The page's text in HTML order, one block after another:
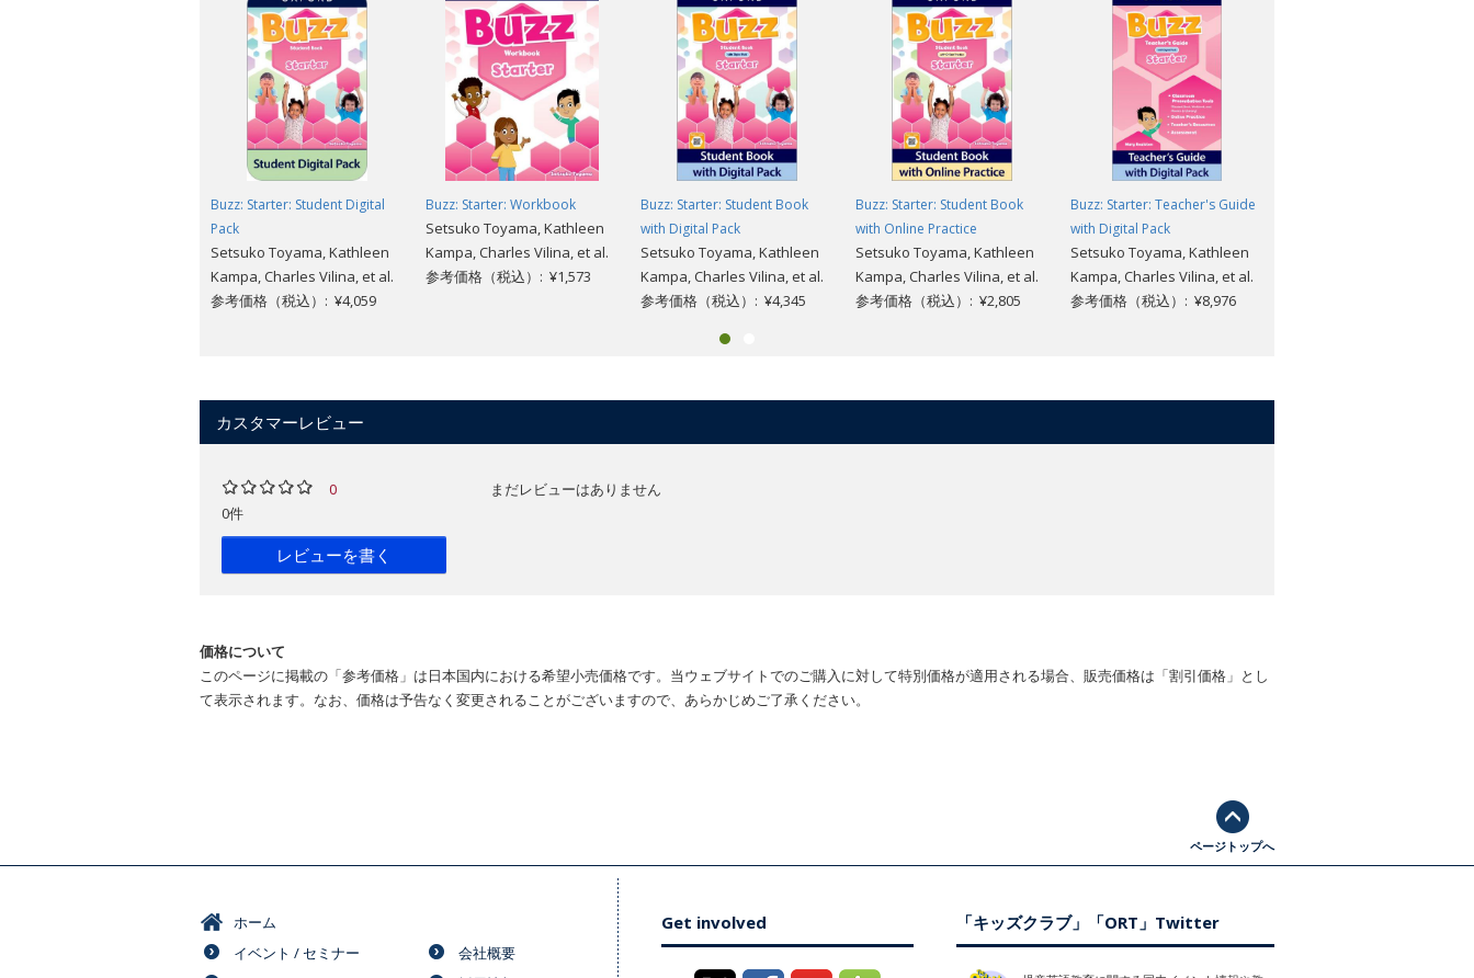
無料サンプルはこちら
Buzz: Starter: Student Digital
Pack
Setsuko Toyama, Kathleen
Kampa, Charles Vilina, et al.
参考価格（税込）: ¥4,059
Buzz: Starter: Workbook
Setsuko Toyama, Kathleen
Kampa, Charles Vilina, et al.
参考価格（税込）: ¥1,573
Buzz: Starter: Student Book
with Digital Pack
Setsuko Toyama, Kathleen
Kampa, Charles Vilina, et al.
参考価格（税込）: ¥4,345
Buzz: Starter: Student Book
with Online Practice
Setsuko Toyama, Kathleen
Kampa, Charles Vilina, et al.
参考価格（税込）: ¥2,805
Buzz: Starter: Teacher's Guide
with Digital Pack
Setsuko Toyama, Kathleen
Kampa, Charles Vilina, et al.
参考価格（税込）: ¥8,976
カスタマーレビュー
0
0件
レビューを書く
まだレビューはありません
価格について
このページに掲載の「参考価格」は日本国内における希望小売価格です。当ウェブサイトでのご購入に対して特別価格が適用される場合、販売価格は「割引価格」とし
て表示されます。なお、価格は予告なく変更されることがございますので、あらかじめご了承ください。
ページトップへ
ホーム
イベント / セミナー
会社概要
Get involved 「キッズクラブ」「ORT」Twitter